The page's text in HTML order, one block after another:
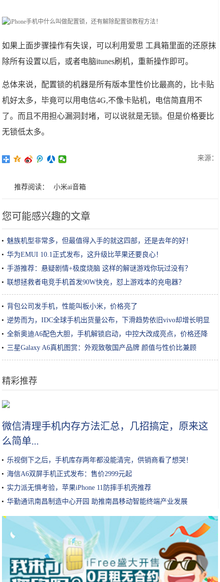
如果上面步骤操作有失误，可以利用爱思 工具箱里面的还原抹
除所有设置以后，或者电脑itunes刷机，重新操作即可。
总体来说，配置锁的机器是所有版本里性价比最高的，比卡贴
机好太多，毕竟可以用电信4G,不像卡贴机，电信简直用不
了。而且不用担心漏洞封堵，可以说就是无锁。但是价格要比
无锁低太多。
来源：
推荐阅读： 小米ai音箱
您可能感兴趣的文章
魅族机型非常多，但最值得入手的就这四部，还是去年的好！
华为EMUI 10.1正式发布，这升级比苹果还要良心！
手游推荐：悬疑剧情+极度烧脑 这样的解谜游戏你玩过没有？
联想拯救者电竞手机首发90W快充，怼上游戏本的充电器？
背包公司发手机，性能叫板小米，价格亮了
逆势而为，IDC全球手机出货量公布，下滑趋势依旧vivo却增长明显
全新奥迪A6配色大胆，手机解锁启动，中控大改成亮点，价格还降
了
三星Galaxy A6真机图赏：外观致敬国产品牌 颜值与性价比兼顾
精彩推荐
微信清理手机内存方法汇总，几招搞定，原来这
么简单...
乐视倒下之后，手机库存两年都没能清完，供销商看了想哭！
海信A6双屏手机正式发布：售价2999元起
实力派无惧考验，苹果iPhone 11防摔手机壳推荐
华勤通讯南昌制造中心开园 助推南昌移动智能终端产业发展